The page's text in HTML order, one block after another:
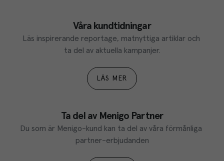
Våra kundtidningar
Läs inspirerande reportage, matnyttiga artiklar och
ta del av aktuella kampanjer.
LÄS MER
Ta del av Menigo Partner
Du som är Menigo-kund kan ta del av våra förmånliga
partner-erbjudanden